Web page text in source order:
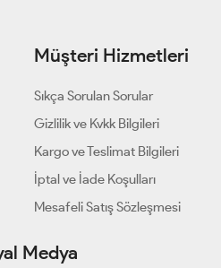
Müşteri Hizmetleri
Sıkça Sorulan Sorular
Gizlilik ve Kvkk Bilgileri
Kargo ve Teslimat Bilgileri
İptal ve İade Koşulları
Mesafeli Satış Sözleşmesi
Medya